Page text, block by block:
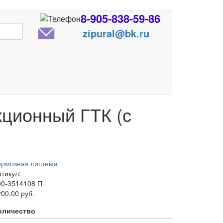
8-905-838-59-86
zipural@bk.ru
ГТК (с
система
3514108 П
руб.